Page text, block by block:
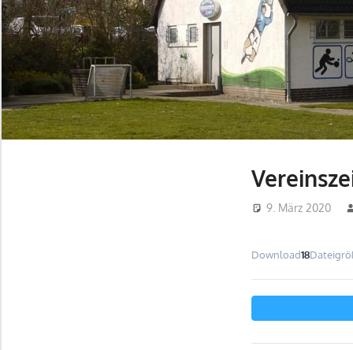
9. März 2020
Download18